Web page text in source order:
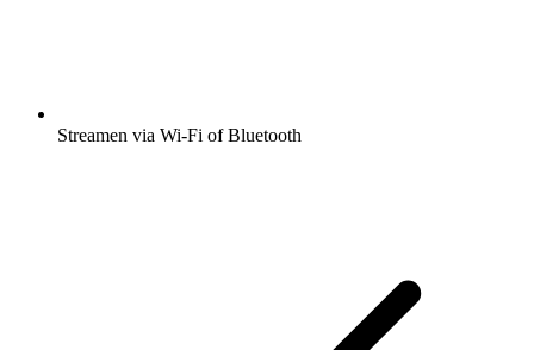
Streamen via Wi-Fi of Bluetooth